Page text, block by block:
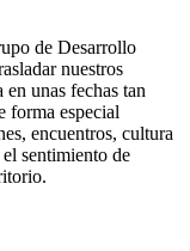
de Desarrollo
nuestros
unas fechas tan
forma especial
encuentros, cultura
sentimiento de